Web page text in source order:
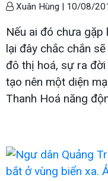
Xuân Hùng | 10/08/
Nếu ai đó chưa
lại đây chắc chắn
đô thị hoá, sự ra
tạo nên một diện
Thanh Hoá năng